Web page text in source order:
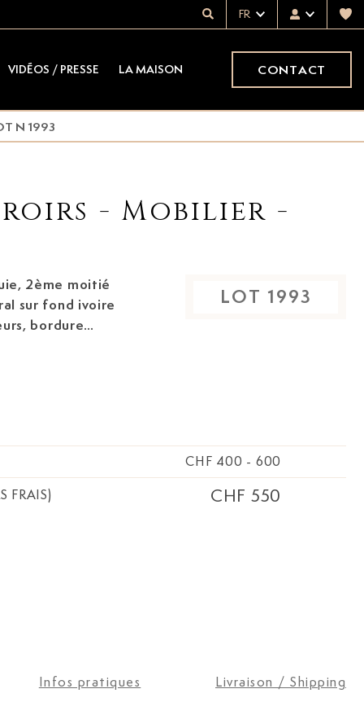
FR
VIDÉOS / PRESSE LA MAISON CONTACT
N 1993
- Mobilier -
2ème moitié
bordure
LOT 1993
CHF 400 - 600
FRAIS)
CHF 550
Infos pratiques Livraison / Shipping